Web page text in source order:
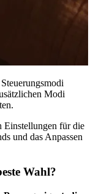
Modi
Einstellungen für die
und das Anpassen
Wahl?